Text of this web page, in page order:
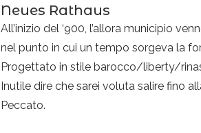
Neues Rathaus
All’inizio del ‘900, l’allora municipio
nel punto in cui un tempo sorgeva la
Progettato in stile barocco/liberty/
Inutile dire che sarei voluta salire fino
Peccato.